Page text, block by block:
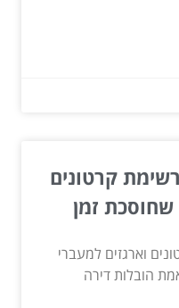
קרטונים
שחוסכת זמן
וארגזים למעברי
הובלות דירה